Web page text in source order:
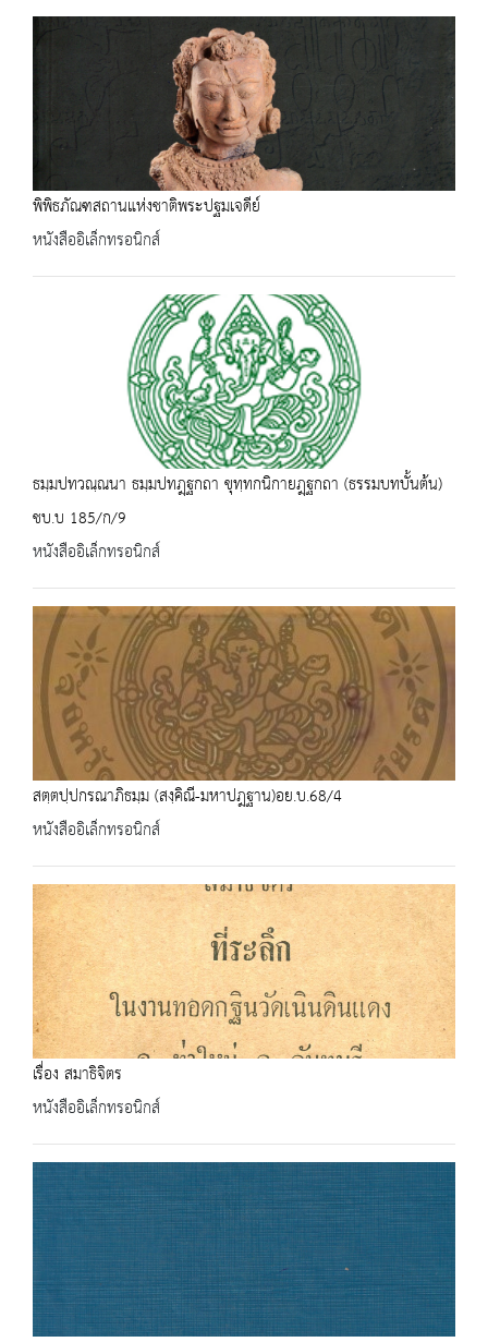
พิพิธภัณฑสถานแห่งชาติพระปฐมเจดีย์
หนังสืออิเล็กทรอนิกส์
ธมฺมปทวณฺณนา ธมฺมปทฎฺฐกถา ขุทฺทกนิกายฎฺฐกถา (ธรรมบทบั้นต้น)
ชบ.บ 185/ก/9
หนังสืออิเล็กทรอนิกส์
สตฺตปฺปกรณาภิธมฺม (สงฺคิณี-มหาปฎฐาน)อย.บ.68/4
หนังสืออิเล็กทรอนิกส์
เรื่อง สมาธิจิตร
หนังสืออิเล็กทรอนิกส์